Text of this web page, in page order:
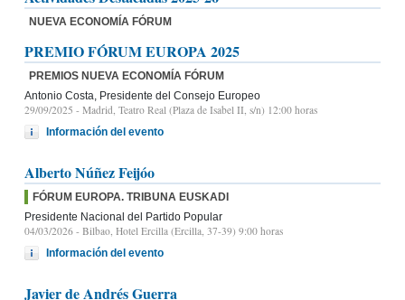
NUEVA ECONOMÍA FÓRUM
PREMIO FÓRUM EUROPA 2025
PREMIOS NUEVA ECONOMÍA FÓRUM
Antonio Costa, Presidente del Consejo Europeo
29/09/2025 - Madrid, Teatro Real (Plaza de Isabel II, s/n) 12:00 horas
Información del evento
Alberto Núñez Feijóo
FÓRUM EUROPA. TRIBUNA EUSKADI
Presidente Nacional del Partido Popular
04/03/2026 - Bilbao, Hotel Ercilla (Ercilla, 37-39) 9:00 horas
Información del evento
Javier de Andrés Guerra